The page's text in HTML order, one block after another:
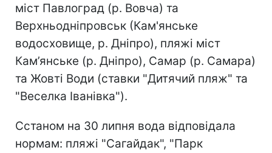
міст Павлоград (р. Вовча) та
Верхньодніпровськ (Кам'янське
водосховище, р. Дніпро), пляжі міст
Кам’янське (р. Дніпро), Самар (р. Самара)
та Жовті Води (ставки "Дитячий пляж" та
"Веселка Іванівка").
Сстаном на 30 липня вода відповідала
нормам: пляжі "Сагайдак", "Парк